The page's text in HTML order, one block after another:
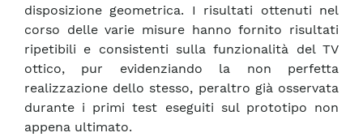
disposizione geometrica. I risultati ottenuti nel
corso delle varie misure hanno fornito risultati
ripetibili e consistenti sulla funzionalità del TV
ottico, pur evidenziando la non perfetta
realizzazione dello stesso, peraltro già osservata
durante i primi test eseguiti sul prototipo non
appena ultimato.